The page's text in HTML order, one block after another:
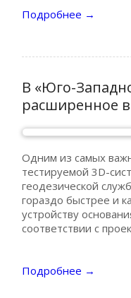
Подробнее →
В «Юго-
расширенное
Одним из самых
тестируемой 3D-
геодезической
гораздо быстрее и
устройству
соответствии с
Подробнее →